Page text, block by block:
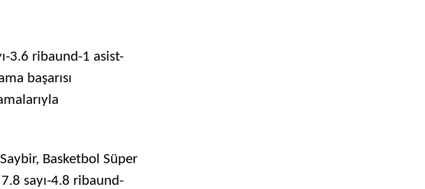
3.6 ribaund-1 asist-
başarısı
Basketbol Süper
sayı-4.8 ribaund-